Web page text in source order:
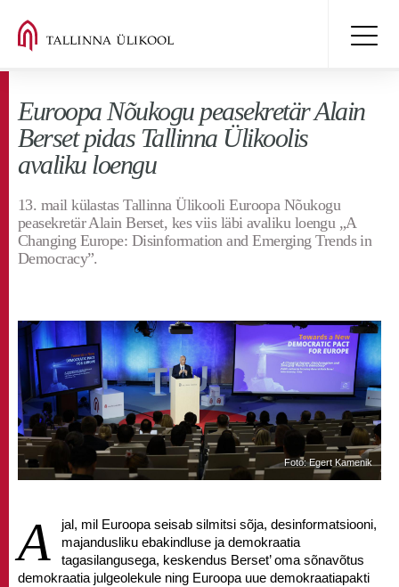
Euroopa Nõukogu peasekretär Alain
Berset pidas Tallinna Ülikoolis
avaliku loengu
13. mail külastas Tallinna Ülikooli Euroopa Nõukogu
peasekretär Alain Berset, kes viis läbi avaliku loengu „A
Changing Europe: Disinformation and Emerging Trends in
Democracy”.
Foto: Egert Kamenik
A
jal, mil Euroopa seisab silmitsi sõja, desinformatsiooni,
majandusliku ebakindluse ja demokraatia
tagasilangusega, keskendus Berset’ oma sõnavõtus
demokraatia julgeolekule ning Euroopa uue demokraatiapakti